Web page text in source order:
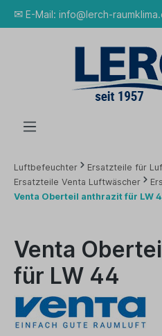
✉ E-Mail: info@lerch-
Luftbefeuchter
Ersatzteile für
Ersatzteile Venta Luftwäscher
Venta Oberteil anthrazit für LW
Venta
für LW 44